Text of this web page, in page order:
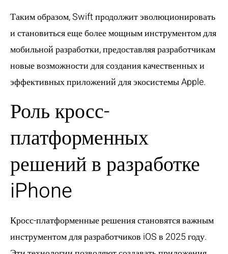
Таким образом, Swift продолжит эволюционировать
и становиться еще более мощным инструментом для
мобильной разработки, предоставляя разработчикам
новые возможности для создания качественных и
эффективных приложений для экосистемы Apple.
Роль кросс-
платформенных
решений в разработке
iPhone
Кросс-платформенные решения становятся важным
инструментом для разработчиков iOS в 2025 году.